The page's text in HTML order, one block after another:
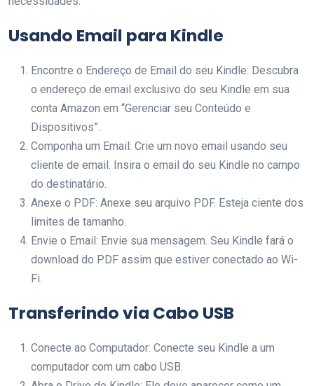
Usando Email para Kindle
Encontre o Endereço de Email do seu Kindle: Descubra
o endereço de email exclusivo do seu Kindle em sua
conta Amazon em “Gerenciar seu Conteúdo e
Dispositivos”.
Componha um Email: Crie um novo email usando seu
cliente de email. Insira o email do seu Kindle no campo
do destinatário.
Anexe o PDF: Anexe seu arquivo PDF. Esteja ciente dos
limites de tamanho.
Envie o Email: Envie sua mensagem. Seu Kindle fará o
download do PDF assim que estiver conectado ao Wi-
Fi.
Transferindo via Cabo USB
Conecte ao Computador: Conecte seu Kindle a um
computador com um cabo USB.